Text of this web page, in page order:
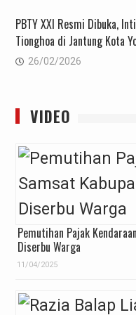
PBTY XXI Resmi Dibuka,
Tionghoa di Jantung Kota
26/02/2026
VIDEO
Pemutihan Pajak
Diserbu Warga
11/04/2025